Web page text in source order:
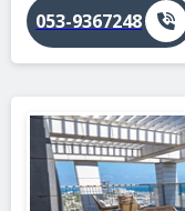
053-9367248